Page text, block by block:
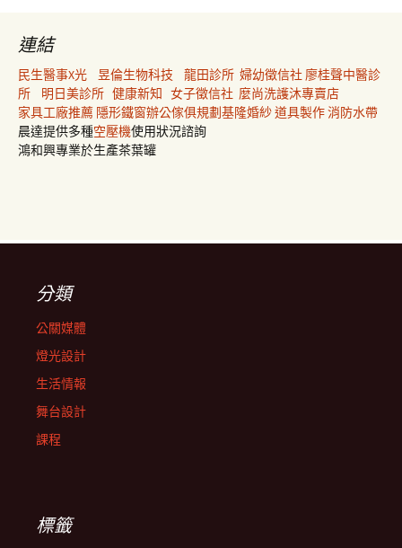
連結
民生醫事X光 昱倫生物科技 龍田診所 婦幼徵信社 廖桂聲中醫診
所
明日美診所 健康新知 女子徵信社 麼尚洗護沐專賣店
家具工廠推薦 隱形鐵窗辦公傢俱規劃基隆婚紗道具製作消防水帶
晨達提供多種空壓機使用狀況諮詢
鴻和興專業於生產茶葉罐
分類
公關媒體
燈光設計
生活情報
舞台設計
課程
標籤